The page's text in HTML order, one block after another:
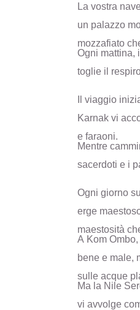
La vostra
un palazzo
mozzafiato
Ogni mattina,
toglie il
Il viaggio
Karnak vi
e faraoni.
Mentre
sacerdoti e i
Ogni giorno
erge
maestosità
A Kom
bene e male,
sulle acque
Ma la Nile
vi avvolge